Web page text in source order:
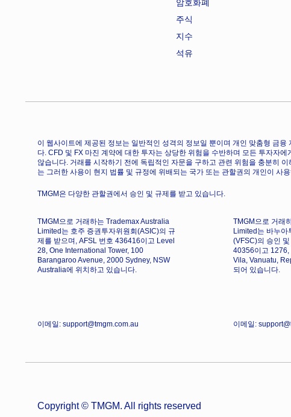
암호화폐
주식
지수
석유
이 웹사이트에 제공된 정보는 일반적인 성격의 정보일 뿐이며 개인 맞춤형 금
다. CFD 및 FX 마진 계약에 대한 투자는 상당한 위험을 수반하며 모든 투자자
않습니다. 거래를 시작하기 전에 독립적인 자문을 구하고 관련 위험을 충분히
는 그러한 사용이 현지 법률 및 규정에 위배되는 국가 또는 관할권의 개인이 사
TMGM은 다양한 관할권에서 승인 및 규제를 받고 있습니다.
TMGM으로 거래하는 Trademax Australia
Limited는 호주 증권투자위원회(ASIC)의 규
제를 받으며, AFSL 번호 436416이고 Level
28, One International Tower, 100
Barangaroo Avenue, 2000 Sydney, NSW
Australia에 위치하고 있습니다.
이메일: support@tmgm.com.au
TMGM으로 거래
Limited는 바누아
(VFSC)의 승인
40356이고
Vila, Vanuatu,
되어 있습니다.
이메일:
Copyright © TMGM. All rights reserved